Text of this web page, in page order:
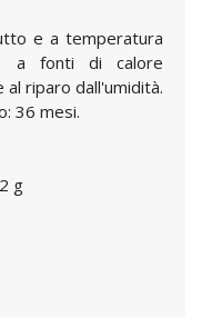
e a temperatura
a fonti di calore
riparo dall'umidità.
36 mesi.
g